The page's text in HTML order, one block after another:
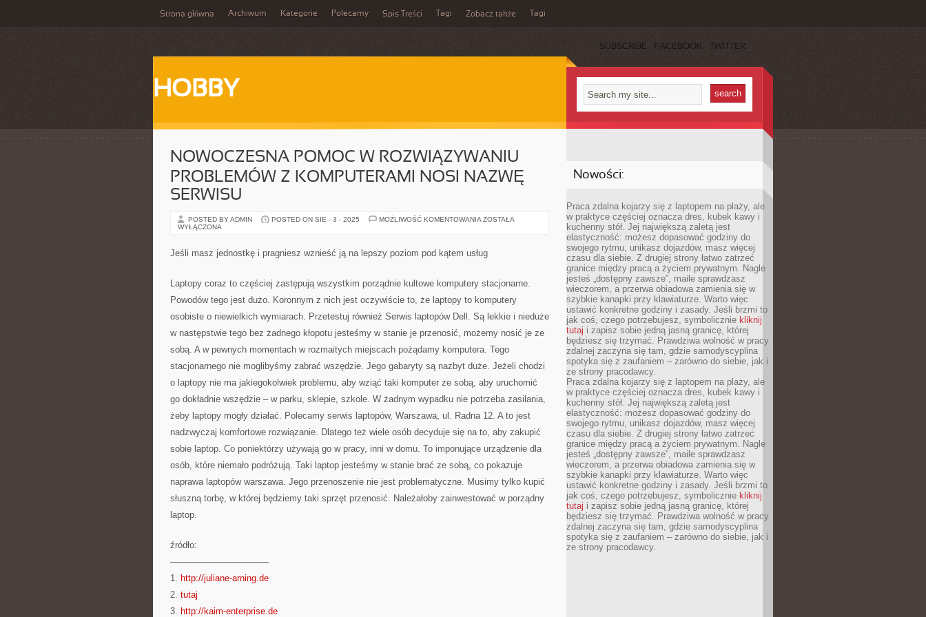
Strona główna Archiwum Kategorie Polecamy Spis Treści Tagi Zobacz także Tagi
SUBSCRIBE FACEBOOK TWITTER
HOBBY
NOWOCZESNA POMOC W ROZWIĄZYWANIU
PROBLEMÓW Z KOMPUTERAMI NOSI NAZWĘ
SERWISU
POSTED BY ADMIN POSTED ON SIE - 3 - 2025 MOŻLIWOŚĆ KOMENTOWANIA NOWOCZESNA
Z
NAZWĘ
SERWISU
ZOSTAŁA
WYŁĄCZONA
Jeśli masz jednostkę i pragniesz wznieść ją na lepszy poziom pod kątem usług
Laptopy coraz to częściej zastępują wszystkim porządnie kultowe komputery stacjonarne.
Powodów tego jest dużo. Koronnym z nich jest oczywiście to, że laptopy to komputery
osobiste o niewielkich wymiarach. Przetestuj również Serwis laptopów Dell. Są lekkie i nieduże
w następstwie tego bez żadnego kłopotu jesteśmy w stanie je przenosić, możemy nosić je ze
sobą. A w pewnych momentach w rozmaitych miejscach pożądamy komputera. Tego
stacjonarnego nie moglibyśmy zabrać wszędzie. Jego gabaryty są nazbyt duże. Jeżeli chodzi
o laptopy nie ma jakiegokolwiek problemu, aby wziąć taki komputer ze sobą, aby uruchomić
go dokładnie wszędzie – w parku, sklepie, szkole. W żadnym wypadku nie potrzeba zasilania,
żeby laptopy mogły działać. Polecamy serwis laptopów, Warszawa, ul. Radna 12. A to jest
nadzwyczaj komfortowe rozwiązanie. Dlatego też wiele osób decyduje się na to, aby zakupić
sobie laptop. Co poniektórzy używają go w pracy, inni w domu. To imponujące urządzenie dla
osób, które niemało podróżują. Taki laptop jesteśmy w stanie brać ze sobą, co pokazuje
naprawa laptopów warszawa. Jego przenoszenie nie jest problematyczne. Musimy tylko kupić
słuszną torbę, w której będziemy taki sprzęt przenosić. Należałoby zainwestować w porządny
laptop.
źródło:
———————————
1. http://juliane-arning.de
2. tutaj
3. http://kaim-enterprise.de
Nowości:
Praca zdalna kojarzy się z laptopem na plaży, ale
w praktyce częściej oznacza dres, kubek kawy i
kuchenny stół. Jej największą zaletą jest
elastyczność: możesz dopasować godziny do
swojego rytmu, unikasz dojazdów, masz więcej
czasu dla siebie. Z drugiej strony łatwo zatrzeć
granice między pracą a życiem prywatnym. Nagle
jesteś „dostępny zawsze”, maile sprawdzasz
wieczorem, a przerwa obiadowa zamienia się w
szybkie kanapki przy klawiaturze. Warto więc
ustawić konkretne godziny i zasady. Jeśli brzmi to
jak coś, czego potrzebujesz, symbolicznie kliknij
tutaj i zapisz sobie jedną jasną granicę, której
będziesz się trzymać. Prawdziwa wolność w pracy
zdalnej zaczyna się tam, gdzie samodyscyplina
spotyka się z zaufaniem – zarówno do siebie, jak i
ze strony pracodawcy.
Praca zdalna kojarzy się z laptopem na plaży, ale
w praktyce częściej oznacza dres, kubek kawy i
kuchenny stół. Jej największą zaletą jest
elastyczność: możesz dopasować godziny do
swojego rytmu, unikasz dojazdów, masz więcej
czasu dla siebie. Z drugiej strony łatwo zatrzeć
granice między pracą a życiem prywatnym. Nagle
jesteś „dostępny zawsze”, maile sprawdzasz
wieczorem, a przerwa obiadowa zamienia się w
szybkie kanapki przy klawiaturze. Warto więc
ustawić konkretne godziny i zasady. Jeśli brzmi to
jak coś, czego potrzebujesz, symbolicznie kliknij
tutaj i zapisz sobie jedną jasną granicę, której
będziesz się trzymać. Prawdziwa wolność w pracy
zdalnej zaczyna się tam, gdzie samodyscyplina
spotyka się z zaufaniem – zarówno do siebie, jak i
ze strony pracodawcy.